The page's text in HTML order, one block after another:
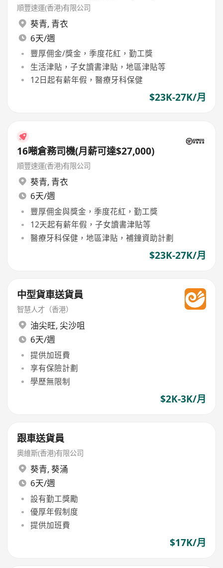
順豐速運(香港)有限公司
葵青, 青衣
6天/週
豐厚佣金/獎金，季度花紅，勤工獎
生活津貼，子女讀書津貼，地區津貼等
12日起有薪年假，醫療牙科保健
$23K-27K/月
16噸倉務司機(月薪可達$27,000)
順豐速運(香港)有限公司
葵青, 青衣
6天/週
豐厚佣金與獎金，季度花紅，勤工獎
12天起有薪年假，子女讀書津貼等
醫療牙科保健，地區津貼，補鐘資助計劃
$23K-27K/月
中型貨車送貨員
智慧人才（香港）
油尖旺, 尖沙咀
6天/週
提供加班費
享有保險計劃
學歷無限制
$2K-3K/月
跟車送貨員
奧維斯(香港)有限公司
葵青, 葵涌
6天/週
設有勤工獎勵
優厚年假制度
提供加班費
$17K/月